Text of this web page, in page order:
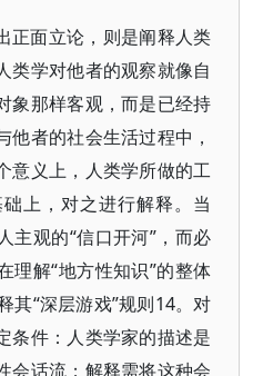
正面立论，则是阐释人类
类学对他者的观察就像自
象那样客观，而是已经持
者的社会生活过程中，
意义上，人类学所做的工
上，对之进行解释。当
主观的“信口开河”，而必
理解“地方性知识”的整体
其“深层游戏”规则14。对
条件：人类学家的描述是
会话流；解释需将这种会